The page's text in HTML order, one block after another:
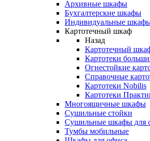
Архивные шкафы
Бухгалтерские шкафы
Индивидуальные шкафы
Картотечный шкаф
Назад
Картотечный
Картотеки
Огнестойкие
Справочные
Картотеки Nobilis
Картотеки
Многоящичные шкафы
Сушильные стойки
Сушильные шкафы для
Тумбы мобильные